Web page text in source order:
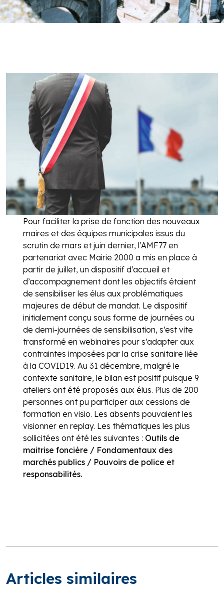
Pour faciliter la prise de fonction des nouveaux
maires et des équipes municipales issus du
scrutin de mars et juin dernier, l’AMF77 en
partenariat avec Mairie 2000 a mis en place à
partir de juillet, un dispositif d’accueil et
d’accompagnement dont les objectifs étaient
de sensibiliser les élus aux problématiques
majeures de début de mandat. Le dispositif
initialement conçu sous forme de journées ou
de demi-journées de sensibilisation, s’est vite
transformé en webinaires pour s’adapter aux
contraintes imposées par la crise sanitaire liée
à la COVID19. Au 31 décembre, malgré le
contexte sanitaire, le bilan est positif puisque 9
ateliers ont été proposés aux élus. Plus de 200
personnes ont pu participer aux cessions de
formation en visio. Les absents pouvaient les
visionner en replay. Les thématiques les plus
sollicitées ont été les suivantes : Outils de
maitrise foncière / Fondamentaux des
marchés publics / Pouvoirs de police et
responsabilités.
Articles similaires